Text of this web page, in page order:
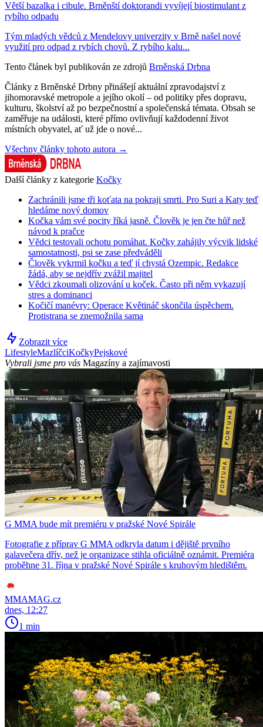
Větší bazalka i cibule. Brněnští doktorandi vyvíjejí biostimulant z
rybího odpadu
Tým mladých vědců z Mendelovy univerzity v Brně našel nové
využití pro odpad z rybích chovů. Z rybího kalu...
Tento článek byl publikován ze zdrojů Brněnská Drbna
Články z Brněnské Drbny přinášejí aktuální zpravodajství z
jihomoravské metropole a jejího okolí – od politiky přes dopravu,
kulturu, školství až po bezpečnostní a společenská témata. Obsah se
zaměřuje na události, které přímo ovlivňují každodenní život
místních obyvatel, ať už jde o nové...
Všechny články tohoto autora →
Další články z kategorie Kočky
Zachránili jsme tři koťata na pokraji smrti. Pro Suri a Katy teď
hledáme nový domov
Kočka vám své pocity říká jasně. Člověk je jen čte hůř než
návod k pračce
Vědci testovali ochotu pomáhat. Kočky zahájily výcvik lidské
samostatnosti, psi se zase předváděli
Člověk vykrmil kočku a teď jí chystá Ozempic. Redakce
žádá, aby se nejdřív zvážil majitel
Vědci zkoumali olizování u koček. Často při něm vykazují
stres a dominanci
Kočičí manévry: Operace Květináč skončila úspěchem.
Protistrana se znemožnila sama
Zobrazit více
LifestyleMazlíčciKočkyPejskové
Vybrali jsme pro vás Magazíny a zajímavosti
G MMA bude mít premiéru v pražské Nové Spirále
Fotografie z příprav G MMA odkryla datum i dějiště prvního
galavečera dřív, než je organizace stihla oficiálně oznámit. Premiéra
proběhne 31. října v pražské Nové Spirále s kruhovým hledištěm.
MMAMAG.cz
dnes, 12:27
1 min